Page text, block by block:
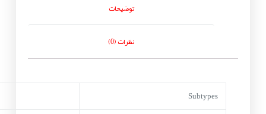
توضیحات
نظرات (0)
Subtypes